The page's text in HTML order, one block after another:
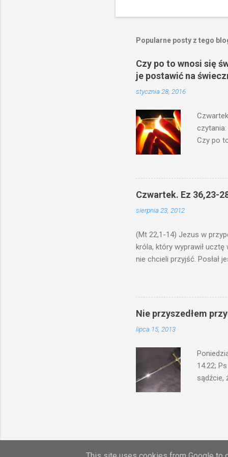
Popularne posty z tego
Czy po to wnosi się
je postawić na
stycznia 28, 2016
czytania:
Czy po
niechaj
ma. W
by je
Czwartek. Ez 36,23-
sierpnia 23, 2012
(Mt 22,1-14) Jezus w
króla, który wyprawił ucztę
nie chcieli przyjść. Posłał
swoje pole, drugi do
gniewem. Posłał swe
wprawdzie jest gotowa,
których spotkacie. Słudzy
biesiadnikami. Wszedł król,
Nie przyszedłem
lipca 15, 2013
14.22;
sądźcie,
je. Kto